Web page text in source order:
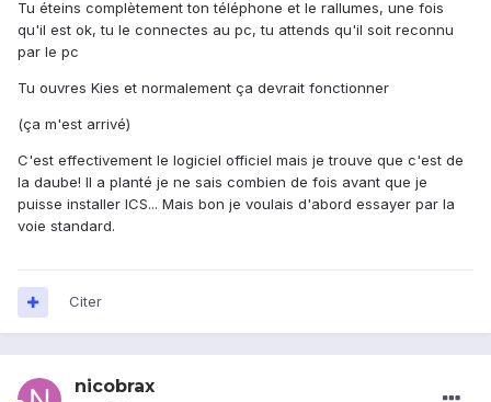
Tu éteins complètement ton téléphone et le rallumes, une fois
qu'il est ok, tu le connectes au pc, tu attends qu'il soit reconnu
par le pc
Tu ouvres Kies et normalement ça devrait fonctionner
(ça m'est arrivé)
C'est effectivement le logiciel officiel mais je trouve que c'est de
la daube! Il a planté je ne sais combien de fois avant que je
puisse installer ICS... Mais bon je voulais d'abord essayer par la
voie standard.
Citer
nicobrax